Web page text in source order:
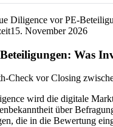
Diligence vor PE-
15. November 2026
Was
vor Closing
wird die digitale
über
die in die Bewertung